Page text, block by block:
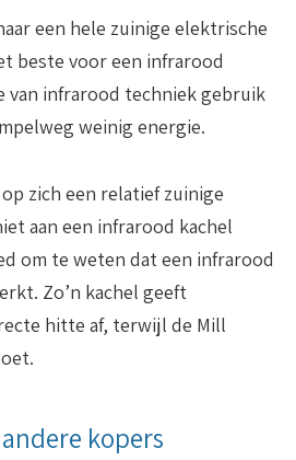
een hele zuinige elektrische
beste voor een infrarood
van infrarood techniek gebruik
weinig energie.
op zich een relatief zuinige
aan een infrarood kachel
om te weten dat een infrarood
Zo’n kachel geeft
hitte af, terwijl de Mill
kopers